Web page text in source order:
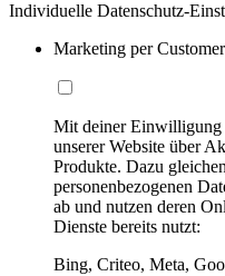
Individuelle Datenschutz-
Marketing per
Mit deiner Einwilligung
unserer Website über
Produkte. Dazu
personenbezogenen
ab und nutzen deren
Dienste bereits nutzt:
Bing, Criteo, Meta,